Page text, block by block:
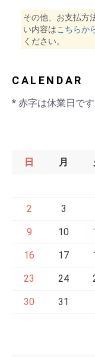
その他、お支払方
い内容はこちらか
ください。
CALENDAR
* 赤字は休業日です
日 月
2 3
9 10
16 17
23 24
30 31